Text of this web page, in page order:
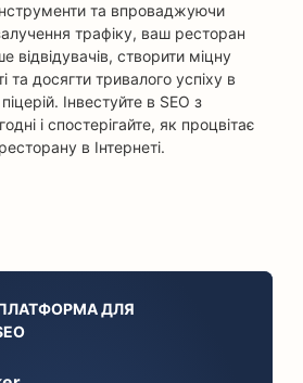
та впроваджуючи
трафіку, ваш ресторан
відвідувачів, створити міцну
та досягти тривалого успіху в
Інвестуйте в SEO з
і спостерігайте, як процвітає
в Інтернеті.
ДЛЯ